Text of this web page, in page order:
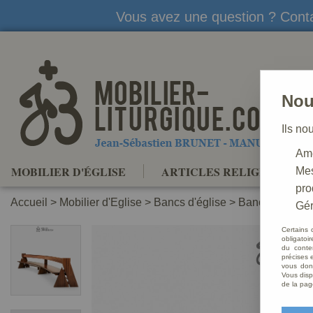
Vous avez une question ?
MOBILIER D'ÉGLISE ARTICLES RELIGIEUX
Accueil > Mobilier d'Eglise > Bancs d'église > Banc d'église
Ils
Certains
du
précises
vous
Vous
de la